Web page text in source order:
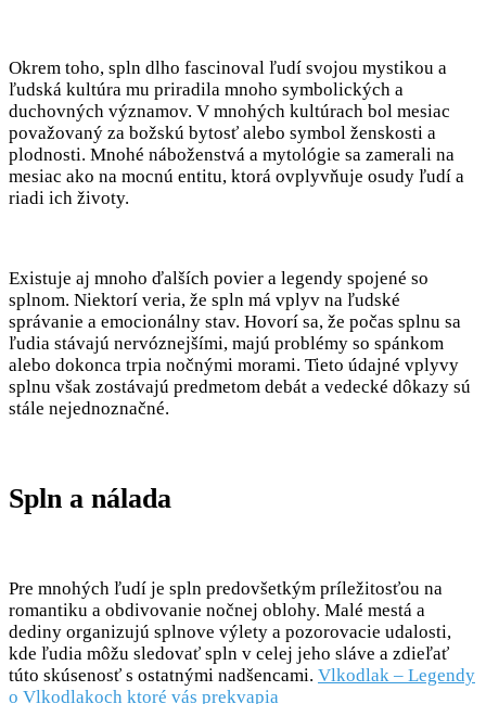
Okrem toho, spln dlho fascinoval ľudí svojou mystikou a
ľudská kultúra mu priradila mnoho symbolických a
duchovných významov. V mnohých kultúrach bol mesiac
považovaný za božskú bytosť alebo symbol ženskosti a
plodnosti. Mnohé náboženstvá a mytológie sa zamerali na
mesiac ako na mocnú entitu, ktorá ovplyvňuje osudy ľudí a
riadi ich životy.
Existuje aj mnoho ďalších povier a legendy spojené so
splnom. Niektorí veria, že spln má vplyv na ľudské
správanie a emocionálny stav. Hovorí sa, že počas splnu sa
ľudia stávajú nervóznejšími, majú problémy so spánkom
alebo dokonca trpia nočnými morami. Tieto údajné vplyvy
splnu však zostávajú predmetom debát a vedecké dôkazy sú
stále nejednoznačné.
Spln a nálada
Pre mnohých ľudí je spln predovšetkým príležitosťou na
romantiku a obdivovanie nočnej oblohy. Malé mestá a
dediny organizujú splnove výlety a pozorovacie udalosti,
kde ľudia môžu sledovať spln v celej jeho sláve a zdieľať
túto skúsenosť s ostatnými nadšencami. Vlkodlak – Legendy
o Vlkodlakoch ktoré vás prekvapia